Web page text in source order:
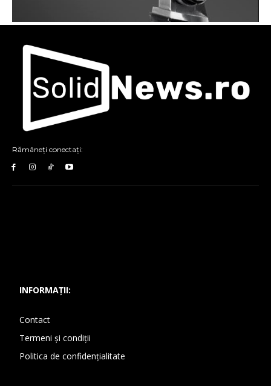
Rămâneți conectați:
INFORMAȚII:
Contact
Termeni și condiții
Politica de confidențialitate